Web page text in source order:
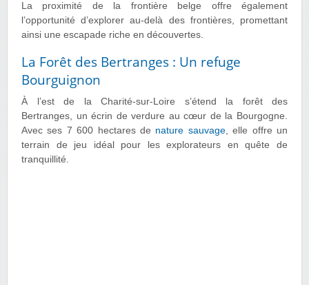
La proximité de la frontière belge offre également
l’opportunité d’explorer au-delà des frontières, promettant
ainsi une escapade riche en découvertes.
La Forêt des Bertranges : Un refuge
Bourguignon
À l’est de la Charité-sur-Loire s’étend la forêt des
Bertranges, un écrin de verdure au cœur de la Bourgogne.
Avec ses 7 600 hectares de nature sauvage, elle offre un
terrain de jeu idéal pour les explorateurs en quête de
tranquillité.